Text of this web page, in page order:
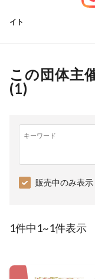
イト
この団体主
(1)
キーワード
販売中のみ表示
1件中1~1件表示